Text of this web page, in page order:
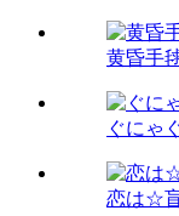
黄昏手
ぐにゃ
恋は☆